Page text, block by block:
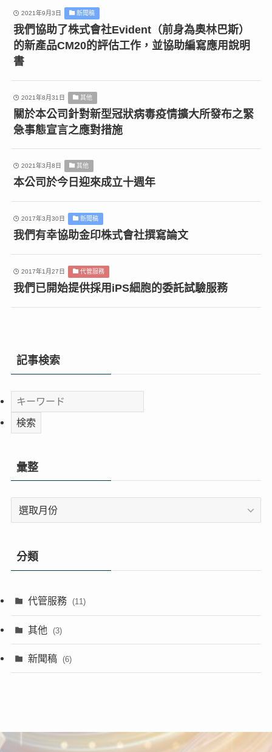
2021年9月3日 新聞稿
我們協助了株式會社Evident（前身為奧林巴斯）
的新產品CM20的評估工作，並協助編寫應用說明
書
2021年8月31日 其他
關於本公司針對新型冠狀病毒疫情擴大所發布之緊
急事態宣言之應對措施
2021年3月8日 其他
本公司於今日迎來成立十週年
2017年3月30日 新聞稿
我們有幸協助金印株式會社撰寫論文
2017年1月27日 代管服務
我們已開始提供採用iPS細胞的委託試驗服務
記事検索
彙整
彙
分類
代管服務 (11)
其他 (3)
新聞稿 (6)